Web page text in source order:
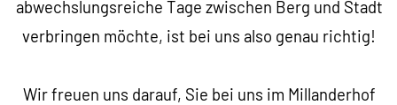
abwechslungsreiche Tage zwischen Berg und Stadt
verbringen möchte, ist bei uns also genau richtig!
Wir freuen uns darauf, Sie bei uns im Millanderhof